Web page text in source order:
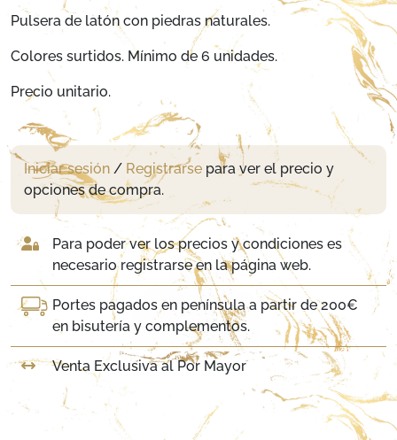
Pulsera de latón con piedras naturales.
Colores surtidos. Mínimo de 6 unidades.
Precio unitario.
Iniciar sesión / Registrarse para ver el precio y
opciones de compra.
Para poder ver los precios y condiciones es
necesario registrarse en la página web.
Portes pagados en península a partir de 200€
en bisutería y complementos.
Venta Exclusiva al Por Mayor